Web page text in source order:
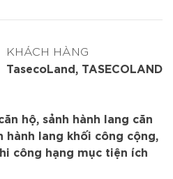
KHÁCH HÀNG
TasecoLand, TASECOLAND
hộ, sảnh hành lang căn
hành lang khối công cộng,
công hạng mục tiện ích